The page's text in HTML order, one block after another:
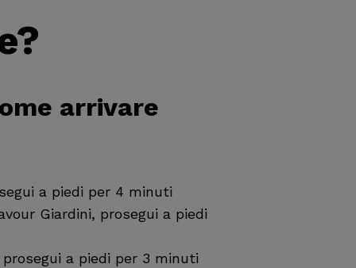
arrivare
a piedi per 4 minuti
Giardini, prosegui a piedi
a piedi per 3 minuti